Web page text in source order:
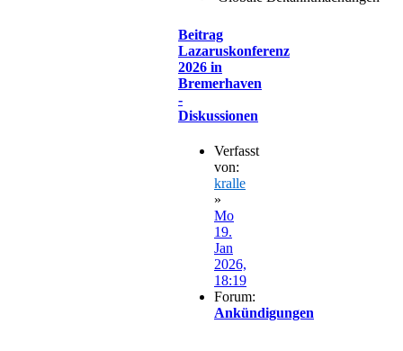
Beitrag
Lazaruskonferenz
2026 in
Bremerhaven
-
Diskussionen
Verfasst
von:
kralle
»
Mo
19.
Jan
2026,
18:19
Forum:
Ankündigungen